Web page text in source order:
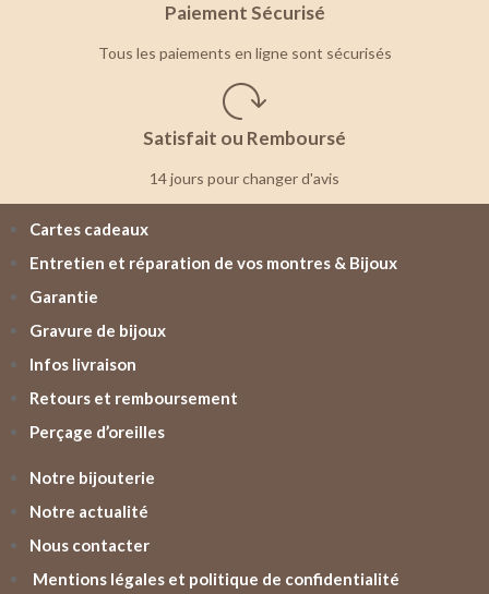
Paiement Sécurisé
Tous les paiements en ligne sont sécurisés
Satisfait ou Remboursé
14 jours pour changer d'avis
Cartes cadeaux
Entretien et réparation de vos montres & Bijoux
Garantie
Gravure de bijoux
Infos livraison
Retours et remboursement
Perçage d’oreilles
Notre bijouterie
Notre actualité
Nous contacter
Mentions légales et politique de confidentialité